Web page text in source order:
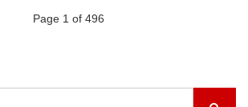
Page 1 of 496